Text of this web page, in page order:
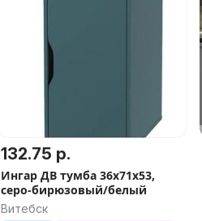
132.75 р.
Ингар ДВ тумба 36x71x53,
серо-бирюзовый/белый
Витебск